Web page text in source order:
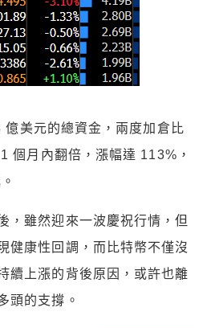
美元的總資金，兩度加倉比
個月內翻倍，漲幅達 113%，
，雖然迎來一波慶祝行情，但
健康性回調，而比特幣不僅沒
續上漲的背後原因，或許也離
頭的支撐。